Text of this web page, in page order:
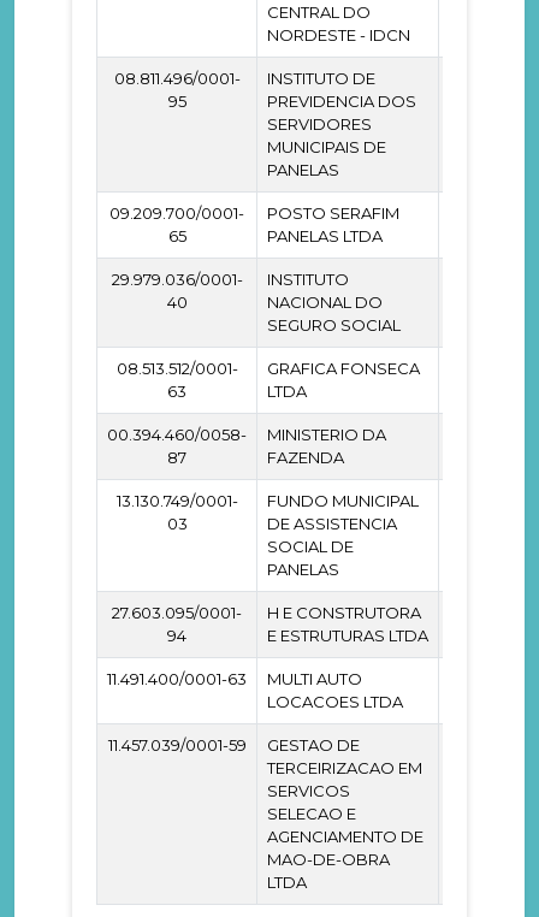
CENTRAL DO
NORDESTE - IDCN
08.811.496/0001-
95
INSTITUTO DE
PREVIDENCIA DOS
SERVIDORES
MUNICIPAIS DE
PANELAS
09.209.700/0001-
65
POSTO SERAFIM
PANELAS LTDA
29.979.036/0001-
40
INSTITUTO
NACIONAL DO
SEGURO SOCIAL
08.513.512/0001-
63
GRAFICA FONSECA
LTDA
00.394.460/0058-
87
MINISTERIO DA
FAZENDA
13.130.749/0001-
03
FUNDO MUNICIPAL
DE ASSISTENCIA
SOCIAL DE
PANELAS
27.603.095/0001-
94
H E CONSTRUTORA
E ESTRUTURAS LTDA
11.491.400/0001-63
MULTI AUTO
LOCACOES LTDA
11.457.039/0001-59
GESTAO DE
TERCEIRIZACAO EM
SERVICOS
SELECAO E
AGENCIAMENTO DE
MAO-DE-OBRA
LTDA